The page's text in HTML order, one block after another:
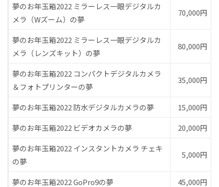
夢のお年玉箱2022 ミラーレス一眼デジタルカ
メラ（Wズーム）の夢
70,000円
夢のお年玉箱2022 ミラーレス一眼デジタルカ
メラ（レンズキット）の夢
80,000円
夢のお年玉箱2022 コンパクトデジタルカメラ
＆フォトプリンターの夢
35,000円
夢のお年玉箱2022 防水デジタルカメラの夢
15,000円
夢のお年玉箱2022 ビデオカメラの夢
20,000円
夢のお年玉箱2022 インスタントカメラ チェキ
の夢
5,000円
夢のお年玉箱2022 GoPro9の夢
45,000円